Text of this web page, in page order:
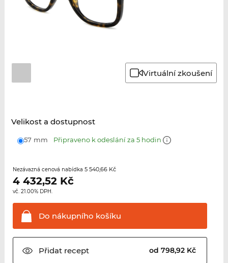
Virtuální zkoušení
Velikost a dostupnost
57 mm Připraveno k odeslání za 5 hodin
Nezávazná cenová nabídka 5 540,66 Kč
4 432,52Kč
vč. 21.00% DPH.
Do nákupního košíku
Přidatrecept od 798,92 Kč